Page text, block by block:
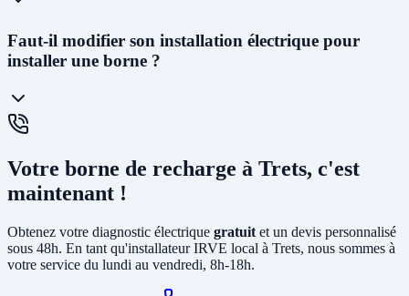
Laprise renforcée (Green'Up)délivre 3,2kW et permet de
recharger un véhicule en 12 à 20h. C'est la solution la plus
économique. La wallbox (7kW à 22kW) est beaucoup plus rapide
smartphone, et obligatoire pour certains types de véhicules. C'est la
solution recommandée pour un usage quotidien.
Faut-il modifier son installation électrique pour
installer une borne ?
Cela dépend de votre installation existante. Dans la plupart des
le tableau électrique et poser un disjoncteur différentiel spécifique. Si
votre abonnement est trop faible, il peut être nécessaire d'
la puissance souscrite
Votre borne de recharge à Trets, c'est
maintenant !
Obtenez votre diagnostic électrique gratuit et un devis personnalisé
sous 48h. En tant qu'installateur IRVE local à Trets, nous sommes à
votre service du lundi au vendredi, 8h-18h.